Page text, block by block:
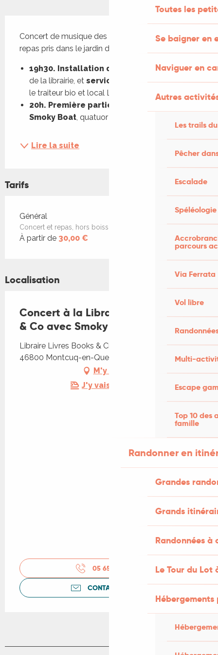
Toutes les
Se baigner en
Naviguer en
Autres
Les trails
Pêcher
Escalade
Spéléologie
parcours
Via Ferrata
Vol libre
Multi-
Escape
Top 10 des
famille
Randonner en
Grandes
Grands
Randonnées
Le Tour du Lot
Concert de musique des Balkans et Grèce, avec
repas pris dans le jardin de la librairie.
19h30. Installation du public
dans le jardin
de la librairie, et service d'un plat préparé par
le traiteur bio et local La Kastrole
20h. Première partie du concert de
Smoky Boat , quatuor toulousain, proposant...
Lire la suite
Tarifs
Tarifs 2026
Général
Concert et repas, hors boissons
À partir de 30,00 €
Localisation
Concert à la Librairie Livres Books
& Co avec Smoky Boat
Libraire Livres Books & Cie, Rue du Pendillou,
46800 Montcuq-en-Quercy-Blanc
M'y rendre
J'y vais en train !
05 65 24 35
CONTACTEZ-NOUS